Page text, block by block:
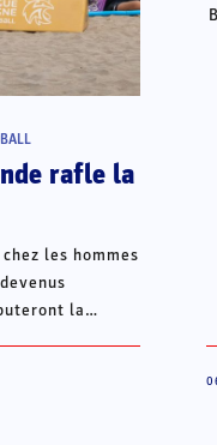
rafle la
les hommes
la